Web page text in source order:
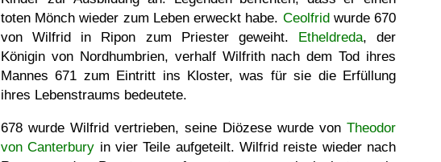
toten Mönch wieder zum Leben erweckt habe. Ceolfridwurde 670
von Wilfrid in Ripon zum Priester geweiht. Etheldreda, der
Königin von Nordhumbrien, verhalf Wilfrith nach dem Tod ihres
Mannes 671 zum Eintritt ins Kloster, was für sie die Erfüllung
ihres Lebenstraums bedeutete.
678 wurde Wilfrid vertrieben, seine Diözese wurde von Theodor
von Canterbury in vier Teile aufgeteilt. Wilfrid reiste wieder nach